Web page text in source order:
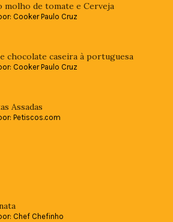
molho de tomate e Cerveja
Cooker Paulo Cruz
chocolate caseira à portuguesa
Cooker Paulo Cruz
Assadas
Petiscos.com
Chef Chefinho